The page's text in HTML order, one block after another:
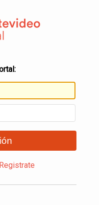
Registrate